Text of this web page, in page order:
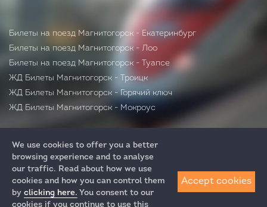
Билеты на поезд Магнитогорск - Екатеринбург
Билеты на поезд Магнитогорск - Лоо
Билеты на поезд Магнитогорск - Туапсе
ЖД Билеты Магнитогорск - Троицк
ЖД Билеты Магнитогорск - Горячий ключ
ЖД Билеты Магнитогорск - Мокроус
+7 (812) 313-64-52
We use cookies to offer you a better
browsing experience and to analyse
our traffic. Read about how we use
cookies and how you can control them
by clicking here. You consent to our
cookies if you continue to use this
Accept cookies